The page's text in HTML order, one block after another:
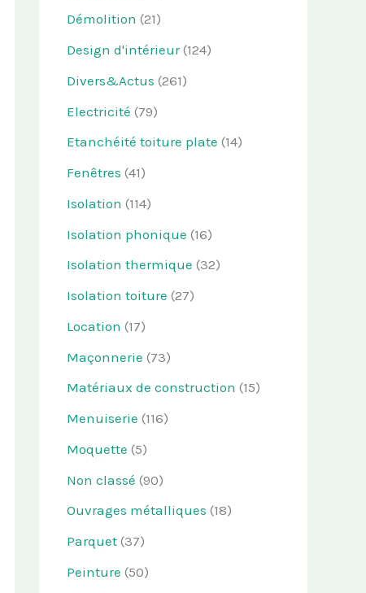
Démolition (21)
Design d'intérieur(124)
Divers&Actus (261)
Electricité (79)
Etanchéité toiture plate (14)
Fenêtres (41)
Isolation (114)
Isolation phonique (16)
Isolation thermique (32)
Isolation toiture (27)
Location (17)
Maçonnerie (73)
Matériaux de construction (15)
Menuiserie (116)
Moquette (5)
Non classé (90)
Ouvrages métalliques (18)
Parquet (37)
Peinture (50)